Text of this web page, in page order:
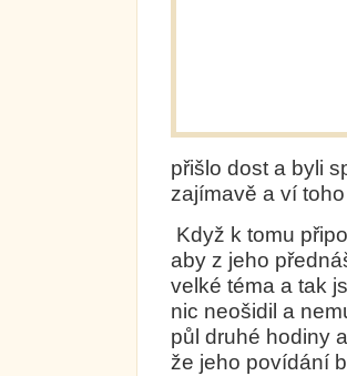
přišlo dost a byli
zajímavě a ví
Když k tomu
aby z jeho
velké téma a tak
nic neošidil a
půl druhé hodiny
že jeho povídání